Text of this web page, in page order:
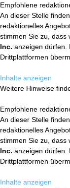
Empfohlene
An dieser Stelle
redaktionelles
stimmen Sie zu, dass
Inc. anzeigen dürfen.
Drittplattformen
Inhalte anzeigen
Weitere Hinweise
Empfohlene
An dieser Stelle
redaktionelles
stimmen Sie zu, dass
Inc. anzeigen dürfen.
Drittplattformen
Inhalte anzeigen